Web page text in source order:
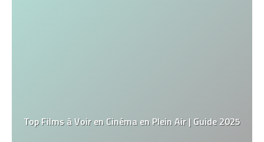
Top Films à Voir en Cinéma en Plein Air | Guide 2025